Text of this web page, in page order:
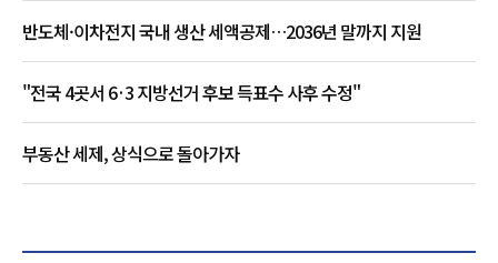
반도체·이차전지 국내 생산 세액공제…2036년 말까지 지원
"전국 4곳서 6·3 지방선거 후보 득표수 사후 수정"
부동산 세제, 상식으로 돌아가자